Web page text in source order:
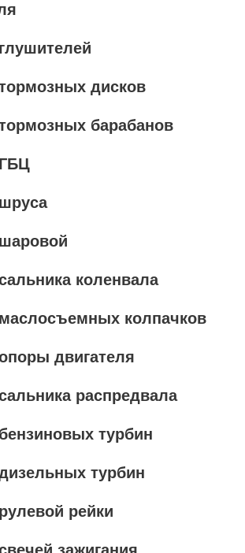
дисков
барабанов
коленвала
колпачков
двигателя
распредвала
турбин
турбин
рейки